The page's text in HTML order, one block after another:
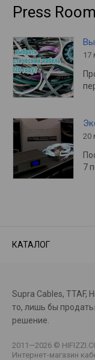
Press Room
17
20
7
КАТАЛОГ
Supra Cables, TTAF,
то, лишь бы
решение.
2011—2026 ©
Интернет-магазин